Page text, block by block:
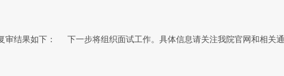
结果如下： 下一步将组织面试工作。具体信息请关注我院官网和相关通